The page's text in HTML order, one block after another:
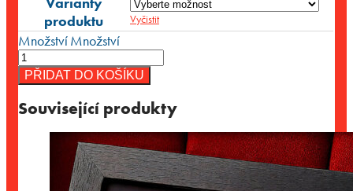
produktu
Vyčistit
MnožstvíMnožství
PŘIDAT DO KOŠÍKU
Související produkty